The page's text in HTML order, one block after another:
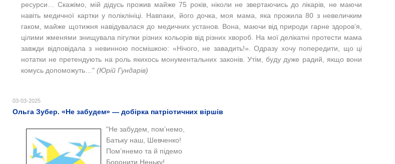
ресурси… Скажімо, мій дідусь прожив майже 75 років, ніколи не звертаючись до лікарів, не маючи
навіть медичної картки у поліклініці. Навпаки, його дочка, моя мама, яка прожила 80 з невеличким
гаком, майже щотижня навідувалася до медичних установ. Вона, маючи від природи гарне здоров‘я,
цілими жменями знищувала пігулки різних кольорів від різних хвороб. На мої делікатні протести мама
завжди відповідала з невинною посмішкою: «Нічого, не завадить!». Одразу хочу попередити, що ці
нотатки не претендують на роль якихось монументальних законів. Утім, буду дуже радий, якщо вони
комусь допоможуть…" (Юрій Гундарів)
03-03-2025
Ольга Зубер. «Не забудем» — добірка патріотичних віршів
"Не забудем, пом’немо,
Батьку наш, Шевченко!
Пом’янемо та й підемо
Боронити Неньку!